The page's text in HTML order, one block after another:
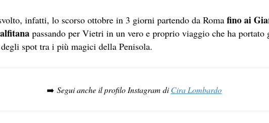
infatti, lo scorso ottobre in 3 giorni partendo da Roma fino ai
passando per Vietri in un vero e proprio viaggio che ha
spot tra i più magici della Penisola.
➡️ Segui anche il profilo Instagram diCira Lombardo